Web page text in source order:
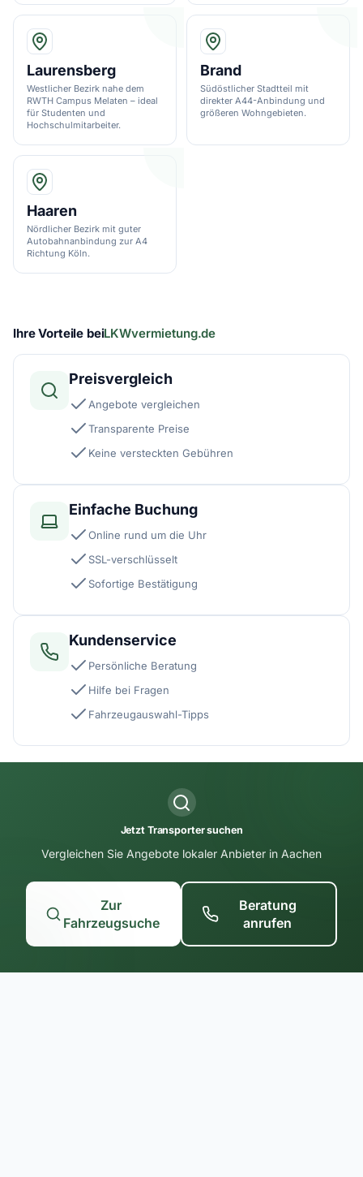
Laurensberg
Westlicher Bezirk nahe dem
RWTH Campus Melaten – ideal
für Studenten und
Hochschulmitarbeiter.
Brand
Südöstlicher Stadtteil mit
direkter A44-Anbindung und
größeren Wohngebieten.
Haaren
Nördlicher Bezirk mit guter
Autobahnanbindung zur A4
Richtung Köln.
Ihre Vorteile beiLKWvermietung.de
Preisvergleich
Angebote vergleichen
Transparente Preise
Keine versteckten Gebühren
Einfache Buchung
Online rund um die Uhr
SSL-verschlüsselt
Sofortige Bestätigung
Kundenservice
Persönliche Beratung
Hilfe bei Fragen
Fahrzeugauswahl-Tipps
Jetzt Transporter suchen
Vergleichen Sie Angebote lokaler Anbieter in Aachen
Zur
Fahrzeugsuche
Beratung
anrufen